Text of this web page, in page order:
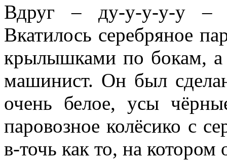
Вдруг – ду-у-у-у-у –
Вкатилось серебряное
крылышками по бокам,
машинист. Он был
очень белое, усы
паровозное колёсико с
в-точь как то, на котором